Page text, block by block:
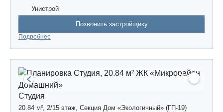
Унистрой
Позвонить застройщику
Подробнее
Студия
20.84 м², 2/15 этаж, Секция Дом «Экологичный» (ГП-19)